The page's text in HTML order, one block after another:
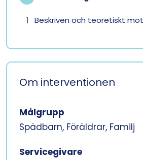
1 Beskriven och teoretiskt
Om interventionen
Målgrupp
Spädbarn, Föräldrar, Familj
Servicegivare